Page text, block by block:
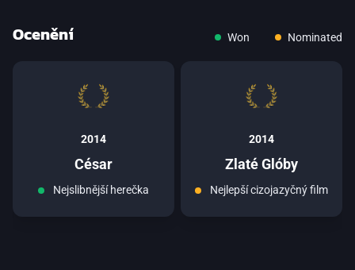
přepnout na HTML5 přehrávač
Ocenění Won Nominated
2014
César
Nejslibnější herečka
2014
Zlaté Glóby
Nejlepší cizojazyčný film